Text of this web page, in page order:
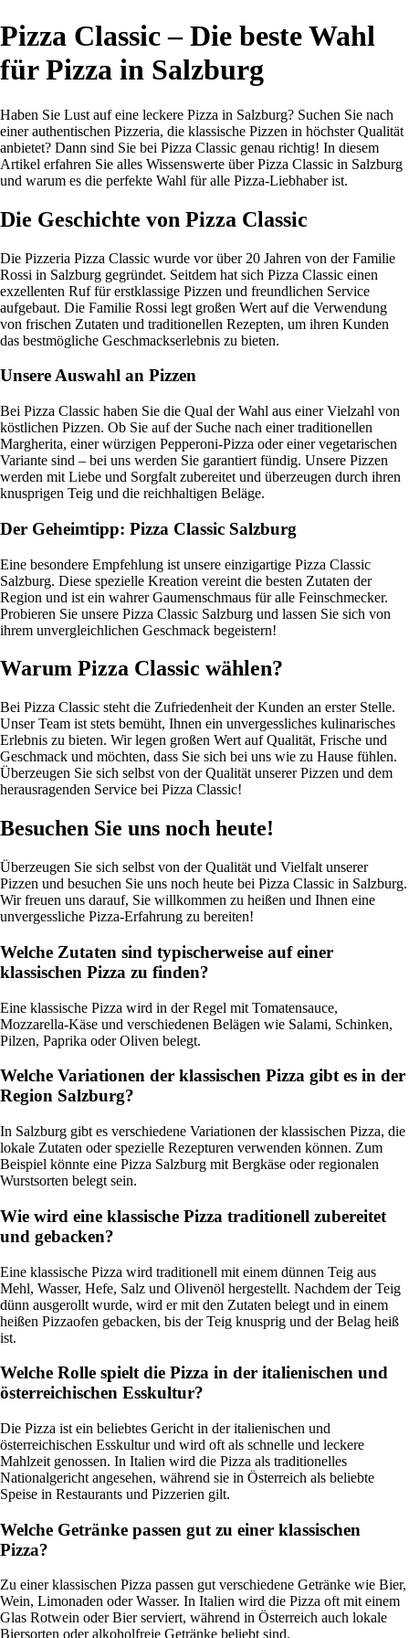
Pizza Classic – Die beste Wahl
für Pizza in Salzburg
Haben Sie Lust auf eine leckere Pizza in Salzburg? Suchen Sie nach
einer authentischen Pizzeria, die klassische Pizzen in höchster Qualität
anbietet? Dann sind Sie bei Pizza Classic genau richtig! In diesem
Artikel erfahren Sie alles Wissenswerte über Pizza Classic in Salzburg
und warum es die perfekte Wahl für alle Pizza-Liebhaber ist.
Die Geschichte von Pizza Classic
Die Pizzeria Pizza Classic wurde vor über 20 Jahren von der Familie
Rossi in Salzburg gegründet. Seitdem hat sich Pizza Classic einen
exzellenten Ruf für erstklassige Pizzen und freundlichen Service
aufgebaut. Die Familie Rossi legt großen Wert auf die Verwendung
von frischen Zutaten und traditionellen Rezepten, um ihren Kunden
das bestmögliche Geschmackserlebnis zu bieten.
Unsere Auswahl an Pizzen
Bei Pizza Classic haben Sie die Qual der Wahl aus einer Vielzahl von
köstlichen Pizzen. Ob Sie auf der Suche nach einer traditionellen
Margherita, einer würzigen Pepperoni-Pizza oder einer vegetarischen
Variante sind – bei uns werden Sie garantiert fündig. Unsere Pizzen
werden mit Liebe und Sorgfalt zubereitet und überzeugen durch ihren
knusprigen Teig und die reichhaltigen Beläge.
Der Geheimtipp: Pizza Classic Salzburg
Eine besondere Empfehlung ist unsere einzigartige Pizza Classic
Salzburg. Diese spezielle Kreation vereint die besten Zutaten der
Region und ist ein wahrer Gaumenschmaus für alle Feinschmecker.
Probieren Sie unsere Pizza Classic Salzburg und lassen Sie sich von
ihrem unvergleichlichen Geschmack begeistern!
Warum Pizza Classic wählen?
Bei Pizza Classic steht die Zufriedenheit der Kunden an erster Stelle.
Unser Team ist stets bemüht, Ihnen ein unvergessliches kulinarisches
Erlebnis zu bieten. Wir legen großen Wert auf Qualität, Frische und
Geschmack und möchten, dass Sie sich bei uns wie zu Hause fühlen.
Überzeugen Sie sich selbst von der Qualität unserer Pizzen und dem
herausragenden Service bei Pizza Classic!
Besuchen Sie uns noch heute!
Überzeugen Sie sich selbst von der Qualität und Vielfalt unserer
Pizzen und besuchen Sie uns noch heute bei Pizza Classic in Salzburg.
Wir freuen uns darauf, Sie willkommen zu heißen und Ihnen eine
unvergessliche Pizza-Erfahrung zu bereiten!
Welche Zutaten sind typischerweise auf einer
klassischen Pizza zu finden?
Eine klassische Pizza wird in der Regel mit Tomatensauce,
Mozzarella-Käse und verschiedenen Belägen wie Salami, Schinken,
Pilzen, Paprika oder Oliven belegt.
Welche Variationen der klassischen Pizza gibt es in der
Region Salzburg?
In Salzburg gibt es verschiedene Variationen der klassischen Pizza, die
lokale Zutaten oder spezielle Rezepturen verwenden können. Zum
Beispiel könnte eine Pizza Salzburg mit Bergkäse oder regionalen
Wurstsorten belegt sein.
Wie wird eine klassische Pizza traditionell zubereitet
und gebacken?
Eine klassische Pizza wird traditionell mit einem dünnen Teig aus
Mehl, Wasser, Hefe, Salz und Olivenöl hergestellt. Nachdem der Teig
dünn ausgerollt wurde, wird er mit den Zutaten belegt und in einem
heißen Pizzaofen gebacken, bis der Teig knusprig und der Belag heiß
ist.
Welche Rolle spielt die Pizza in der italienischen und
österreichischen Esskultur?
Die Pizza ist ein beliebtes Gericht in der italienischen und
österreichischen Esskultur und wird oft als schnelle und leckere
Mahlzeit genossen. In Italien wird die Pizza als traditionelles
Nationalgericht angesehen, während sie in Österreich als beliebte
Speise in Restaurants und Pizzerien gilt.
Welche Getränke passen gut zu einer klassischen
Pizza?
Zu einer klassischen Pizza passen gut verschiedene Getränke wie Bier,
Wein, Limonaden oder Wasser. In Italien wird die Pizza oft mit einem
Glas Rotwein oder Bier serviert, während in Österreich auch lokale
Biersorten oder alkoholfreie Getränke beliebt sind.